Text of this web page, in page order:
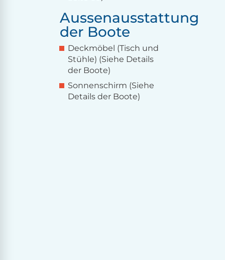
Aussenausstattung
der Boote
Deckmöbel (Tisch und
Stühle) (Siehe Details
der Boote)
Sonnenschirm (Siehe
Details der Boote)